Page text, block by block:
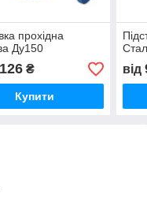
прохідна
Ду150
₴
Купити
від